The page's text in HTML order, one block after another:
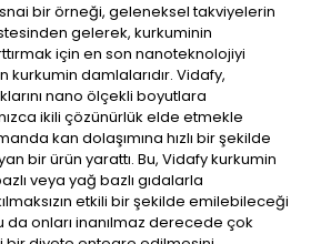
bir örneği, geleneksel takviyelerin
gelerek, kurkuminin
için en son nanoteknolojiyi
kurkumin damlalarıdır. Vidafy,
nano ölçekli boyutlara
ikili çözünürlük elde etmekle
kan dolaşımına hızlı bir şekilde
bir ürün yarattı. Bu, Vidafy kurkumin
veya yağ bazlı gıdalarla
etkili bir şekilde emilebileceği
da onları inanılmaz derecede çok